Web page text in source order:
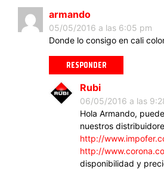
armando
05/05/2016 a las 6:05 pm
Donde lo consigo en cali
RESPONDER
Rubi
06/05/2016 a las
Hola Armando,
nuestros
http://
http://www.corona.co
disponibilidad y